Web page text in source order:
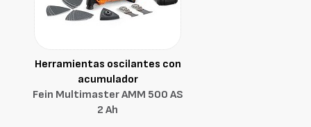
Herramientas oscilantes con
acumulador
Fein Multimaster AMM 500 AS
2 Ah